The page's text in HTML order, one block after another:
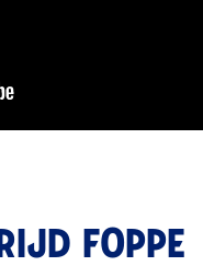
FOPPE